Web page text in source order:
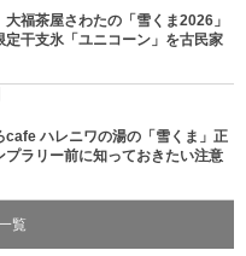
大福茶屋さわたの「雪くま2026」
定干支氷「ユニコーン」を古民家
cafe ハレニワの湯の「雪くま」正
プラリー前に知っておきたい注意
覧